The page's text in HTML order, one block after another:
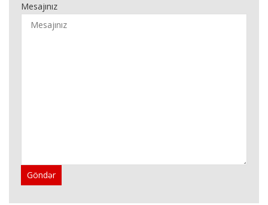
Mesajınız
Göndər